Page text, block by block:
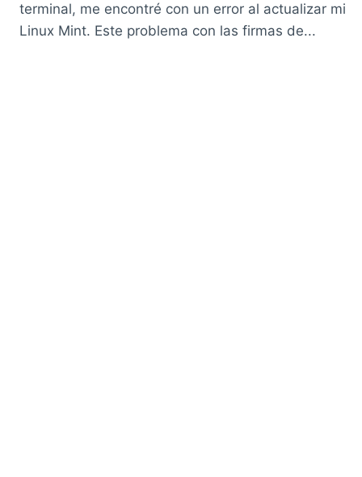
terminal, me encontré con un error al actualizar mi
Linux Mint. Este problema con las firmas de...